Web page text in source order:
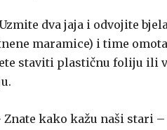
dva jaja i odvojite
maramice) i time
staviti plastičnu foliju ili
Znate kako kažu naši stari –